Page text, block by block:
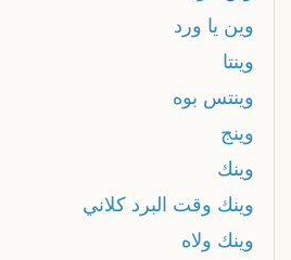
وين يا ورد
وينتا
وينتس بوه
وينج
وينك
وينك وقت البرد كلاني
وينك ولاه